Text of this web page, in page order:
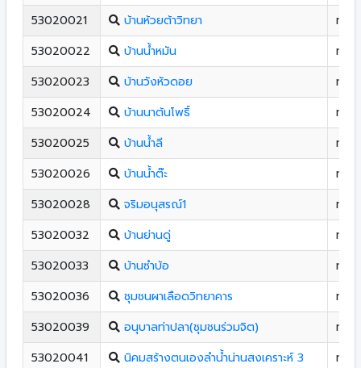
53020021
บ้านห้วยต้าวิทยา
ท่าป
53020022
บ้านน้ำหมัน
ท่าป
53020023
บ้านวังหัวดอย
ท่าป
53020024
บ้านนาต้นโพธิ์
ท่าป
53020025
บ้านน้ำลี
ท่าป
53020026
บ้านน้ำต๊ะ
ท่าป
53020028
จริมอนุสรณ์1
ท่าป
53020032
บ้านย่านดู่
ท่าป
53020033
บ้านซําบ้อ
ท่าป
53020036
ชุมชนผาเลือดวิทยาคาร
ท่าป
53020039
อนุบาลท่าปลา(ชุมชนร่วมจิต)
ท่าป
53020041
นิคมสร้างตนเองลําน้ำน่านสงเคราะห์ 3
ท่าป